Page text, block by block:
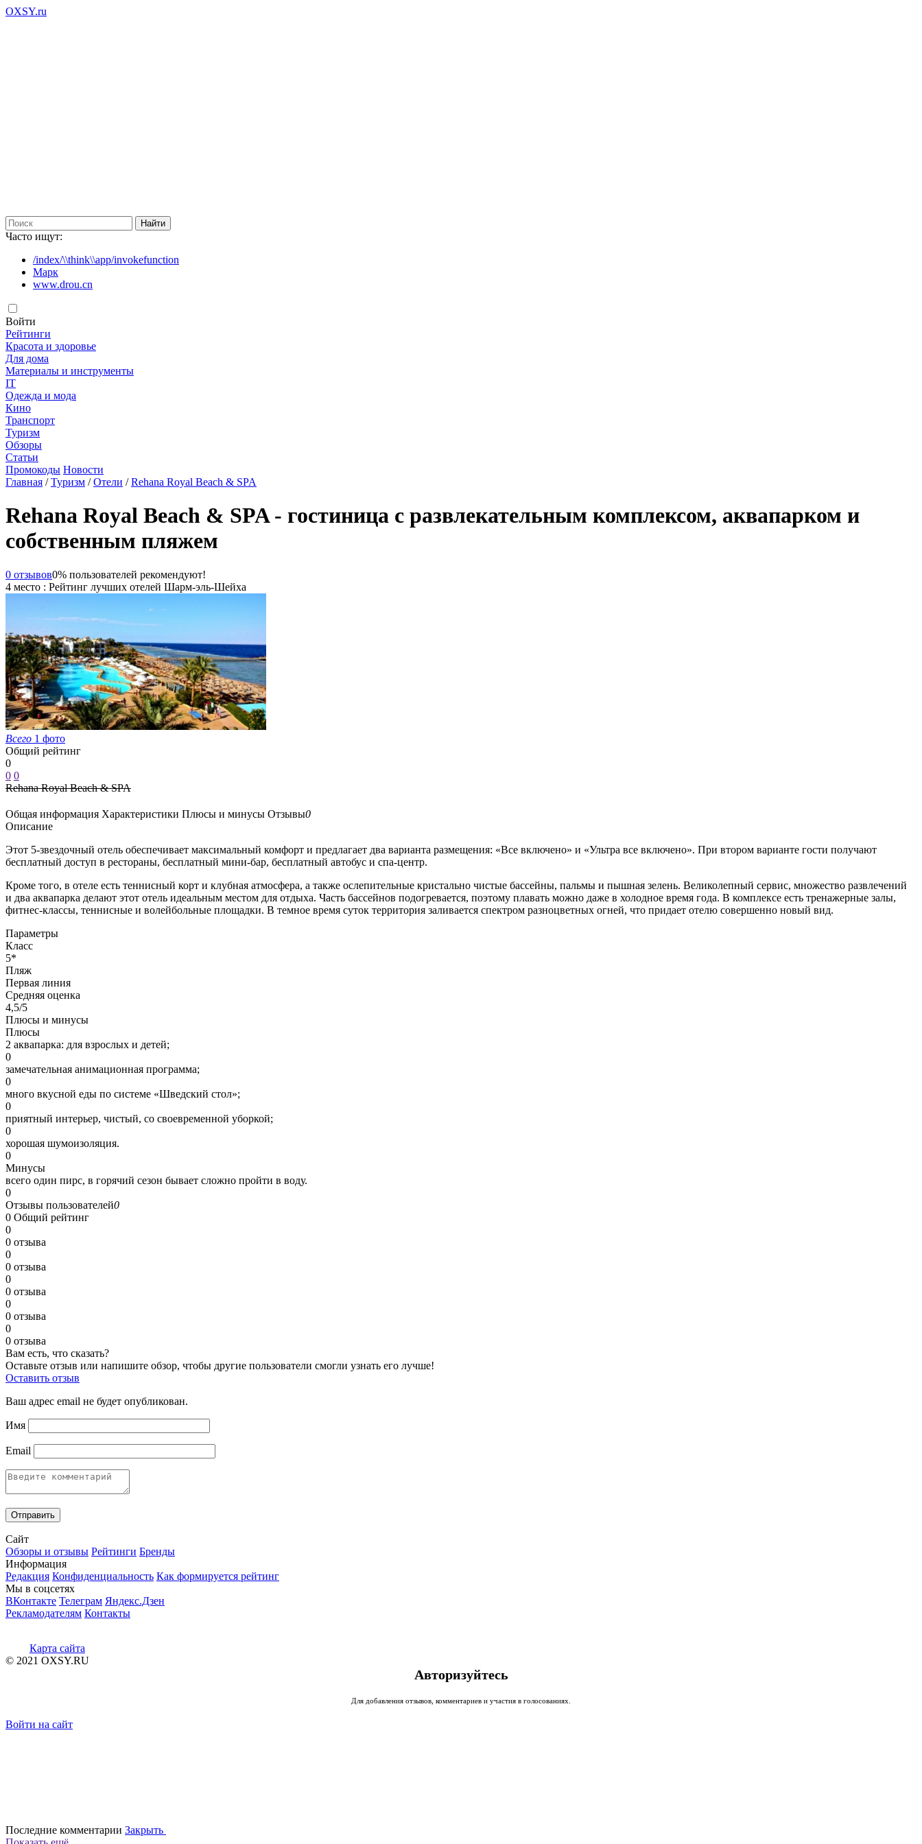
OXSY.ru
Часто ищут:
/index/\\think\\app/invokefunction
Марк
www.drou.cn
Войти
Рейтинги
Красота и здоровье
Для дома
Материалы и инструменты
IT
Одежда и мода
Кино
Транспорт
Туризм
Обзоры
Статьи
Промокоды Новости
Главная /Туризм /Отели /Rehana Royal Beach & SPA
Rehana Royal Beach & SPA - гостиница с развлекательным комплексом, аквапарком и
собственным пляжем
0 отзывов0% пользователей рекомендуют!
4 место : Рейтинг лучших отелей Шарм-эль-Шейха
Всего 1 фото
Общий рейтинг
0
0 0
Rehana Royal Beach & SPA
Общая информация Характеристики Плюсы и минусы Отзывы0
Описание
Этот 5-звездочный отель обеспечивает максимальный комфорт и предлагает два варианта размещения: «Все включено» и «Ультра все включено». При втором варианте гости получают
бесплатный доступ в рестораны, бесплатный мини-бар, бесплатный автобус и спа-центр.
Кроме того, в отеле есть теннисный корт и клубная атмосфера, а также ослепительные кристально чистые бассейны, пальмы и пышная зелень. Великолепный сервис, множество развлечений
и два аквапарка делают этот отель идеальным местом для отдыха. Часть бассейнов подогревается, поэтому плавать можно даже в холодное время года. В комплексе есть тренажерные залы,
фитнес-классы, теннисные и волейбольные площадки. В темное время суток территория заливается спектром разноцветных огней, что придает отелю совершенно новый вид.
Параметры
Класс
5*
Пляж
Первая линия
Средняя оценка
4,5/5
Плюсы и минусы
Плюсы
2 аквапарка: для взрослых и детей;
0
замечательная анимационная программа;
0
много вкусной еды по системе «Шведский стол»;
0
приятный интерьер, чистый, со своевременной уборкой;
0
хорошая шумоизоляция.
0
Минусы
всего один пирс, в горячий сезон бывает сложно пройти в воду.
0
Отзывы пользователей0
0 Общий рейтинг
0
0 отзыва
0
0 отзыва
0
0 отзыва
0
0 отзыва
0
0 отзыва
Вам есть, что сказать?
Оставьте отзыв или напишите обзор, чтобы другие пользователи смогли узнать его лучше!
Оставить отзыв
Ваш адрес email не будет опубликован.
Имя
Email
Сайт
Обзоры и отзывы Рейтинги Бренды
Информация
Редакция Конфиденциальность Как формируется рейтинг
Мы в соцсетях
ВКонтакте Телеграм Яндекс.Дзен
Рекламодателям Контакты
Карта сайта
© 2021 OXSY.RU
Авторизуйтесь
Для добавления отзывов, комментариев и участия в голосованиях.
Войти на сайт
Последние комментарии Закрыть